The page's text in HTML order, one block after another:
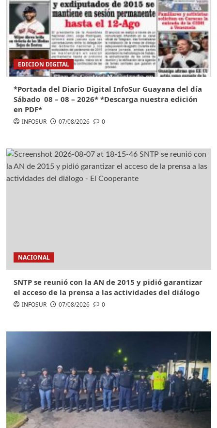
EDICION DIGITAL
*Portada del Diario Digital InfoSur Guayana del día
Sábado 08 – 08 – 2026* *Descarga nuestra edición
en PDF*
INFOSUR 07/08/2026 0
NACIONAL
SNTP se reunió con la AN de 2015 y pidió garantizar
el acceso de la prensa a las actividades del diálogo
INFOSUR 07/08/2026 0